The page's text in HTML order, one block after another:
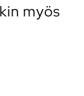
myös